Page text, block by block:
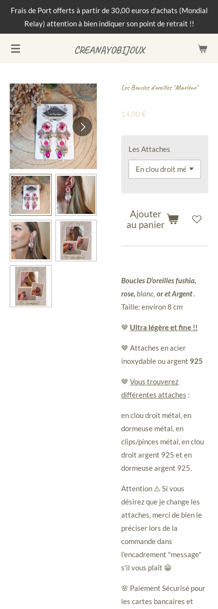
Passer
principal
CREANAYOBIJOUX
Frais de Port offerts à partir de 30,00 euros d'achats (Mondial
Relay) attention à bien indiquer son point de retrait !!
Les Boucles d'oreilles "Marléne"
14,00 €
Les Attaches
Ajouter
au panier
Boucles D'oreilles fushia,
rose,blanc, or et Argent .
Taille: environ 8 cm
🤎 Ultra légère et fine !!
🤎 Attaches en acier
inoxydable ou argent 925
🤎 Vous trouverez
différentes attaches :
en clou droit métal, en
dormeuse métal, en
clips/pinces métal, en clou
droit argent 925 et en
dormeuse argent 925.
Attention ⚠️ Si vous
désirez que je change les
attaches, merci de bien le
préciser lors de la
commande dans
l'encadrement "message"
s'il vous plaît 😁
🌸 Paiement Sécurisé pour
les cartes bancaires et